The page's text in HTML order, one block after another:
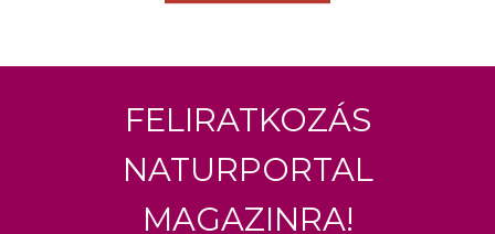
Feliratkozás
Naturportal
Magazinra!